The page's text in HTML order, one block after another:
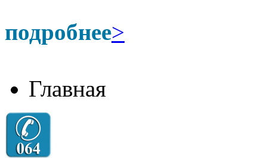
подробнее>
Главная